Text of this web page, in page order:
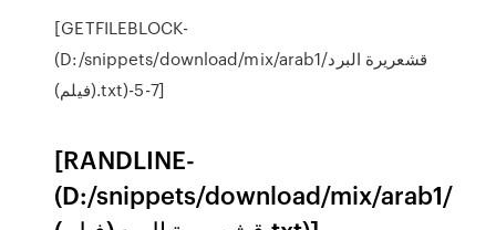
[GETFILEBLOCK-
(D:/snippets/download/mix/arab1/قشعريرة البرد
(فيلم).txt)-5-7]
[RANDLINE-
(D:/snippets/download/mix/arab1/